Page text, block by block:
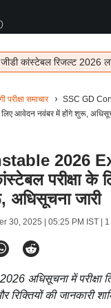
कांस्टेबल रिजल्ट 2026
परीक्षा समाचार
SSC GD
लिए आवेदन नवंबर में होंगे शुरू,
2026
परीक्षा के
जारी
30, 2025 | 05:25 PM IST| 1
अधिसूचना में परीक्षा
की जानकारी